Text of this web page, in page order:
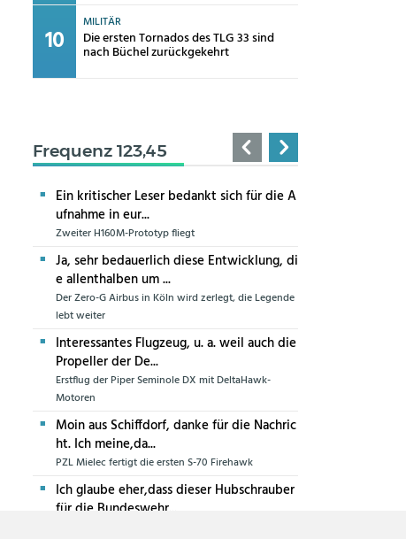
MILITÄR
Die ersten Tornados des TLG 33 sind
nach Büchel zurückgekehrt
Frequenz 123,45
Ein kritischer Leser bedankt sich für die A
ufnahme in eur...
Zweiter H160M-Prototyp fliegt
Ja, sehr bedauerlich diese Entwicklung, di
e allenthalben um ...
Der Zero-G Airbus in Köln wird zerlegt, die Legende
lebt weiter
Interessantes Flugzeug, u. a. weil auch die
Propeller der De...
Erstflug der Piper Seminole DX mit DeltaHawk-
Motoren
Moin aus Schiffdorf, danke für die Nachric
ht. Ich meine,da...
PZL Mielec fertigt die ersten S-70 Firehawk
Ich glaube eher,dass dieser Hubschrauber
für die Bundeswehr...